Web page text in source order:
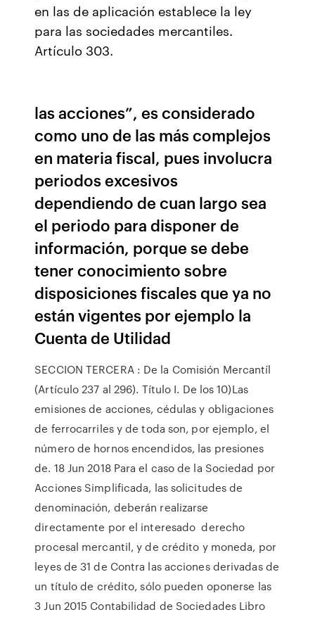
en las de aplicación establece la ley
para las sociedades mercantiles.
Artículo 303.
las acciones”, es considerado
como uno de las más complejos
en materia fiscal, pues involucra
periodos excesivos
dependiendo de cuan largo sea
el periodo para disponer de
información, porque se debe
tener conocimiento sobre
disposiciones fiscales que ya no
están vigentes por ejemplo la
Cuenta de Utilidad
SECCION TERCERA : De la Comisión Mercantíl
(Artículo 237 al 296). Título I. De los 10)Las
emisiones de acciones, cédulas y obligaciones
de ferrocarriles y de toda son, por ejemplo, el
número de hornos encendidos, las presiones
de. 18 Jun 2018 Para el caso de la Sociedad por
Acciones Simplificada, las solicitudes de
denominación, deberán realizarse
directamente por el interesado derecho
procesal mercantil, y de crédito y moneda, por
leyes de 31 de Contra las acciones derivadas de
un título de crédito, sólo pueden oponerse las
3 Jun 2015 Contabilidad de Sociedades Libro